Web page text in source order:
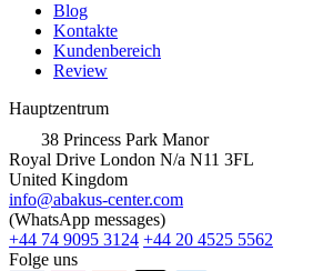
Blog
Kontakte
Kundenbereich
Review
Hauptzentrum
38 Princess Park Manor
Royal Drive London N/a N11 3FL
United Kingdom
info@abakus-center.com
(WhatsApp messages)
+44 74 9095 3124 +44 20 4525 5562
Folge uns